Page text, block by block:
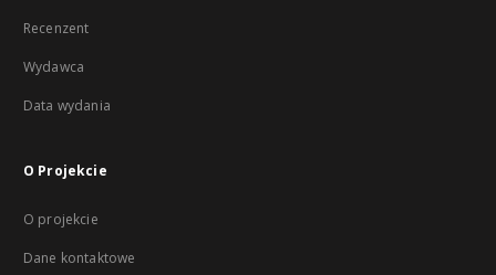
Recenzent
Wydawca
Data wydania
O Projekcie
O projekcie
Dane kontaktowe